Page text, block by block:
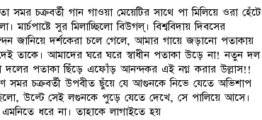
সমর চক্রবর্তী গান গাওয়া মেয়েটির সাথে পা মিলিয়ে ওরা হেঁটে
মার্চপাষ্টে সুর মিলাচ্ছিলো বিউগল্। বিশ্ববিদায় দিবসের
জানিয়ে দর্শকেরা চলে গেলে, আমার গায়ে জড়ানো পতাকায়
তাকে। আমাদের ঘরে ঘরে স্বাধীন পতাকা উড়ে না! নতুন দল
দলের পতাকা ছিঁড়ে এফোঁড় আনন্দকর এই নগ্ন করার উল্লাস!!
সমর চক্রবর্তী উপবীত ছুঁয়ে যে আগুনকে নিভে যেতে অভিশাপ
উল্টে সেই লগুনকে পুড়ে যেতে দেখে, সে পালিয়ে আসে।
ধরে না। তাহাকে লাগাইতে হয়